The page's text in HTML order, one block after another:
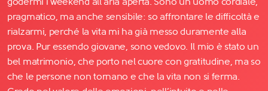
pragmatico, ma anche sensibile: so affrontare le difficoltà e
rialzarmi, perché la vita mi ha già messo duramente alla
prova. Pur essendo giovane, sono vedovo. Il mio è stato un
bel matrimonio, che porto nel cuore con gratitudine, ma so
che le persone non tornano e che la vita non si ferma.